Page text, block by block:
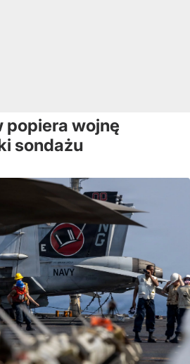
popiera wojnę
sondażu